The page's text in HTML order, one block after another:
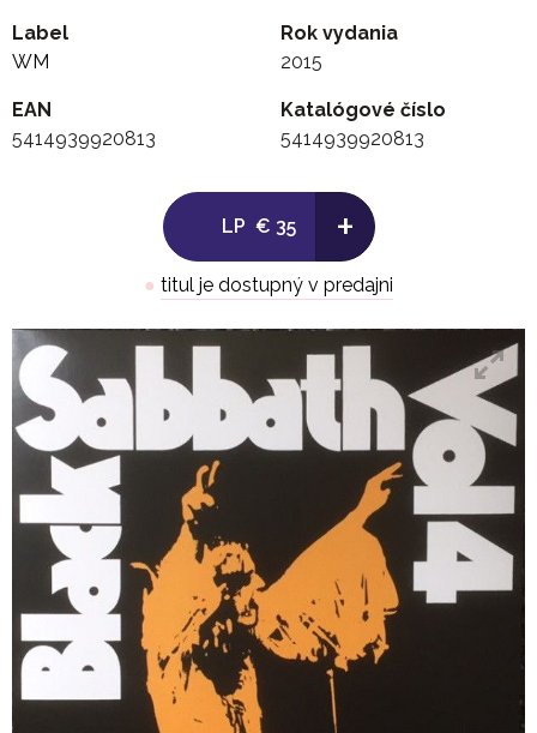
5. Supernaut 4:42
-
1. Snowblind 5:25
2. Cornucopia 3:50
3. Laguna Sunrise 2:49
4. St.Vitus' Dance 2:24
5. Under The Sun 5:49
Label
WM
Rok vydania
2015
EAN
5414939920813
Katalógové číslo
5414939920813
LP € 35 +
● titul je dostupný v predajni